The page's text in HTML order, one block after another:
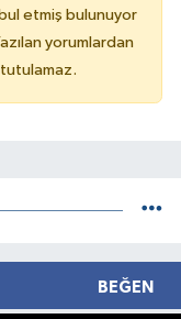
etmiş bulunuyor
yorumlardan
BEĞEN